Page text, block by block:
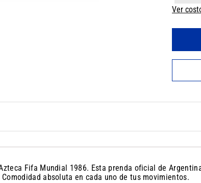
Ver
Fifa Mundial 1986. Esta prenda oficial de
absoluta en cada uno de tus movimientos.